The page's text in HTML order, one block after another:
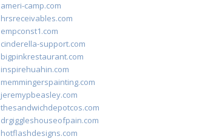
ameri-camp.com
hrsreceivables.com
empconst1.com
cinderella-support.com
bigpinkrestaurant.com
inspirehuahin.com
memmingerspainting.com
jeremypbeasley.com
thesandwichdepotcos.com
drgiggleshouseofpain.com
hotflashdesigns.com